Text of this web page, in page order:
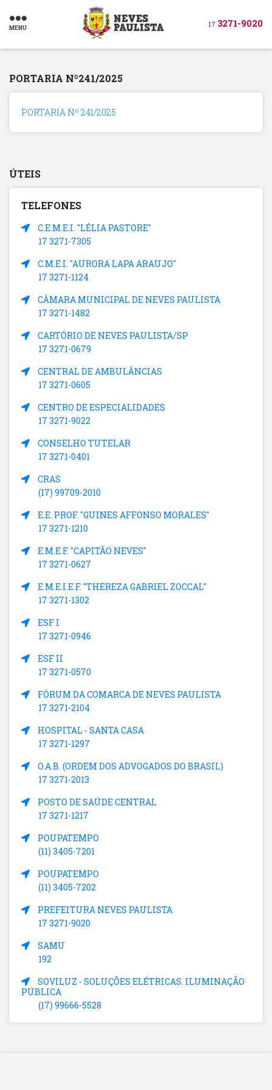
MENU 17 3271-9020
PORTARIA Nº241/2025
PORTARIA Nº 241/2025
ÚTEIS
TELEFONES
C.E.M.E.I. "LÉLIA PASTORE"
17 3271-7305
C.M.E.I. "AURORA LAPA ARAUJO"
17 3271-1124
CÂMARA MUNICIPAL DE NEVES PAULISTA
17 3271-1482
CARTÓRIO DE NEVES PAULISTA/SP
17 3271-0679
CENTRAL DE AMBULÂNCIAS
17 3271-0605
CENTRO DE ESPECIALIDADES
17 3271-9022
CONSELHO TUTELAR
17 3271-0401
CRAS
(17) 99709-2010
E.E. PROF. "GUINES AFFONSO MORALES"
17 3271-1210
E.M.E.F. "CAPITÃO NEVES"
17 3271-0627
E.M.E.I.E.F. "THEREZA GABRIEL ZOCCAL"
17 3271-1302
ESF I
17 3271-0946
ESF II
17 3271-0570
FÓRUM DA COMARCA DE NEVES PAULISTA
17 3271-2104
HOSPITAL - SANTA CASA
17 3271-1297
O.A.B. (ORDEM DOS ADVOGADOS DO BRASIL)
17 3271-2013
POSTO DE SAÚDE CENTRAL
17 3271-1217
POUPATEMPO
(11) 3405-7201
POUPATEMPO
(11) 3405-7202
PREFEITURA NEVES PAULISTA
17 3271-9020
SAMU
192
SOVILUZ - SOLUÇÕES ELÉTRICAS. ILUMINAÇÃO
PÚBLICA
(17) 99666-5528